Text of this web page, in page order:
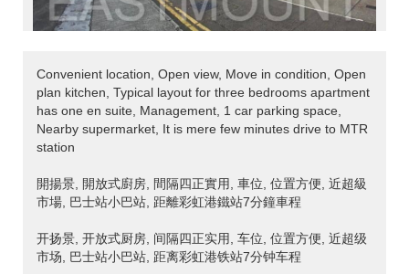
Convenient location, Open view, Move in condition, Open
plan kitchen, Typical layout for three bedrooms apartment
has one en suite, Management, 1 car parking space,
Nearby supermarket, It is mere few minutes drive to MTR
station
開揚景, 開放式廚房, 間隔四正實用, 車位, 位置方便, 近超級
市場, 巴士站小巴站, 距離彩虹港鐵站7分鐘車程
开扬景, 开放式厨房, 间隔四正实用, 车位, 位置方便, 近超级
市场, 巴士站小巴站, 距离彩虹港铁站7分钟车程